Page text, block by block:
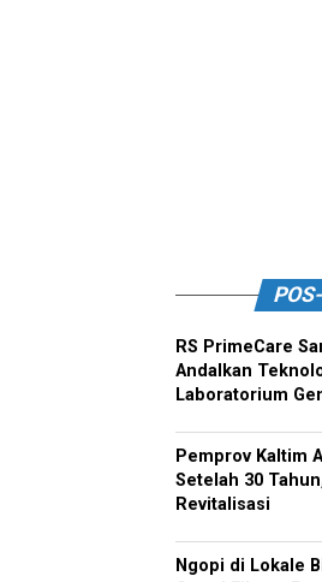
RS PrimeCare
Andalkan
Laboratorium
Pemprov Kaltim
Setelah 30
Revitalisasi
Ngopi di Lokale